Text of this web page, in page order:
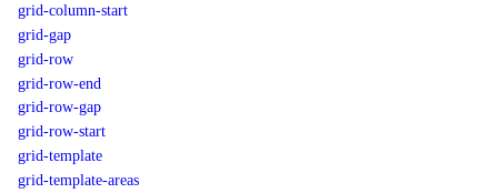
grid-column-start
grid-gap
grid-row
grid-row-end
grid-row-gap
grid-row-start
grid-template
grid-template-areas